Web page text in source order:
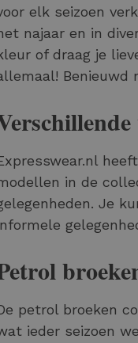
elk seizoen
najaar en in
of draag je
Benieuwd
in de
Je
petrol broeken
ieder seizoen